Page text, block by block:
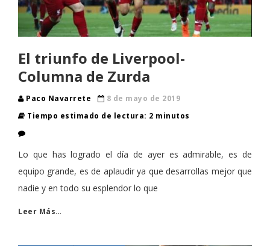
El triunfo de Liverpool-
Columna de Zurda
Paco Navarrete
8 de mayo de 2019
Tiempo estimado de lectura: 2 minutos
Lo que has logrado el día de ayer es admirable, es de
equipo grande, es de aplaudir ya que desarrollas mejor que
nadie y en todo su esplendor lo que
Leer Más…